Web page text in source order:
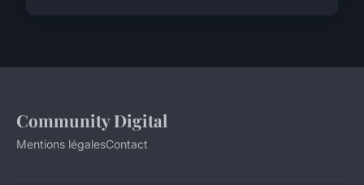
Community Digital
Mentions légalesContact